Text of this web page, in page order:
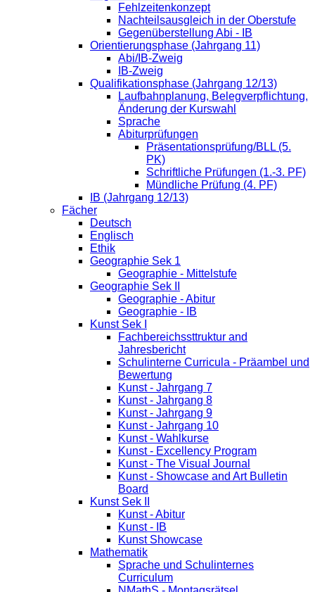
Fehlzeitenkonzept
Nachteilsausgleich in der Oberstufe
Gegenüberstellung Abi - IB
Orientierungsphase (Jahrgang 11)
Abi/IB-Zweig
IB-Zweig
Qualifikationsphase (Jahrgang 12/13)
Laufbahnplanung, Belegverpflichtung,
Änderung der Kurswahl
Sprache
Abiturprüfungen
Präsentationsprüfung/BLL (5.
PK)
Schriftliche Prüfungen (1.-3. PF)
Mündliche Prüfung (4. PF)
IB (Jahrgang 12/13)
Fächer
Deutsch
Englisch
Ethik
Geographie Sek 1
Geographie - Mittelstufe
Geographie Sek II
Geographie - Abitur
Geographie - IB
Kunst Sek I
Fachbereichssttruktur and
Jahresbericht
Schulinterne Curricula - Präambel und
Bewertung
Kunst - Jahrgang 7
Kunst - Jahrgang 8
Kunst - Jahrgang 9
Kunst - Jahrgang 10
Kunst - Wahlkurse
Kunst - Excellency Program
Kunst - The Visual Journal
Kunst - Showcase and Art Bulletin
Board
Kunst Sek II
Kunst - Abitur
Kunst - IB
Kunst Showcase
Mathematik
Sprache und Schulinternes
Curriculum